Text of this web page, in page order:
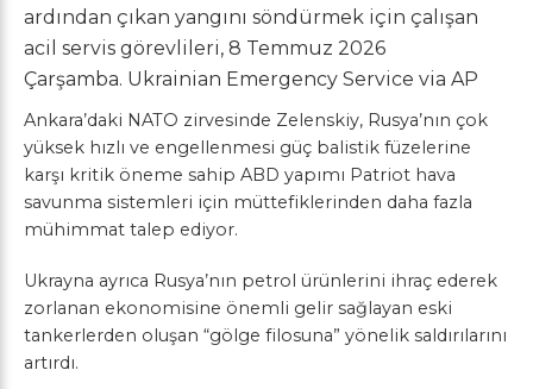
ardından çıkan yangını söndürmek için çalışan
acil servis görevlileri, 8 Temmuz 2026
Çarşamba. Ukrainian Emergency Service via AP
Ankara’daki NATO zirvesinde Zelenskiy, Rusya’nın çok
yüksek hızlı ve engellenmesi güç balistik füzelerine
karşı kritik öneme sahip ABD yapımı Patriot hava
savunma sistemleri için müttefiklerinden daha fazla
mühimmat talep ediyor.
Ukrayna ayrıca Rusya’nın petrol ürünlerini ihraç ederek
zorlanan ekonomisine önemli gelir sağlayan eski
tankerlerden oluşan “gölge filosuna” yönelik saldırılarını
artırdı.